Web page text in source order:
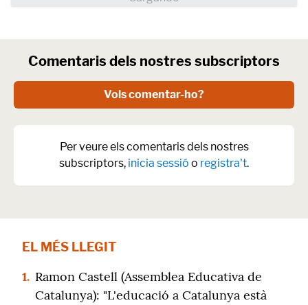
Comentaris dels nostres subscriptors
Vols comentar-ho?
Per veure els comentaris dels nostres
subscriptors, inicia sessió o registra't.
EL MÉS LLEGIT
1. Ramon Castell (Assemblea Educativa de
Catalunya): "L'educació a Catalunya està